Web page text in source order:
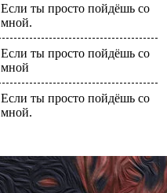
Если ты просто пойдёшь со
мной.
Если ты просто пойдёшь со
мной
Если ты просто пойдёшь со
мной.